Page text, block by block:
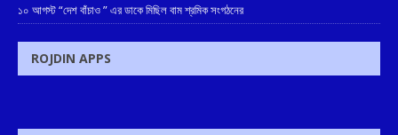
১০ আগস্ট “দেশ বাঁচাও ” এর ডাকে মিছিল বাম শ্রমিক সংগঠনের
ROJDIN APPS